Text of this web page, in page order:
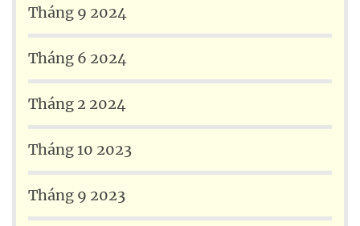
Tháng 9 2024
Tháng 6 2024
Tháng 2 2024
Tháng 10 2023
Tháng 9 2023